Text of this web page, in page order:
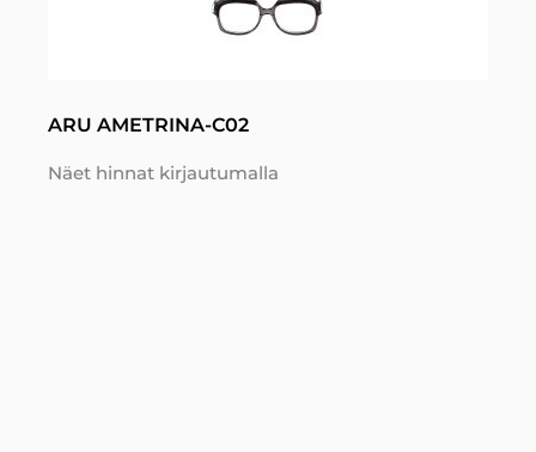
ARU AMETRINA-C02
Näet hinnat kirjautumalla